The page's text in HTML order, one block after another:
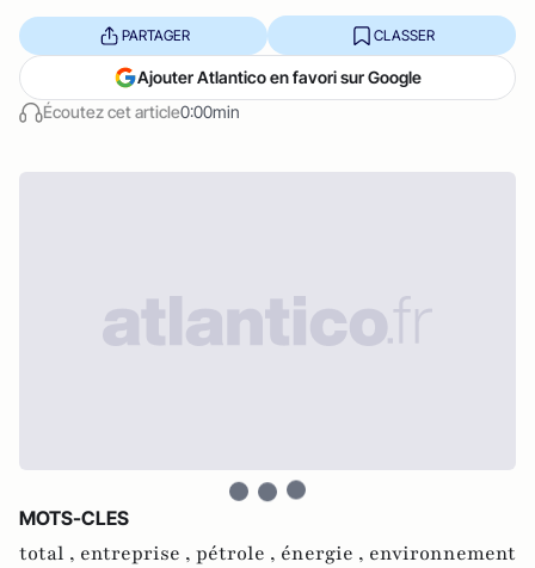
Écoutez cet article0:00min
PARTAGER CLASSER
Ajouter Atlantico en favori sur Google
MOTS-CLES
total , entreprise , pétrole , énergie , environnement